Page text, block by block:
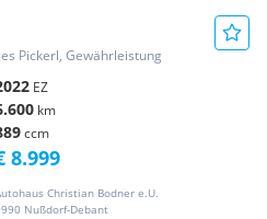
Pickerl, Gewährleistung
EZ
km
ccm
Christian Bodner e.U.
Nußdorf-Debant
8.999